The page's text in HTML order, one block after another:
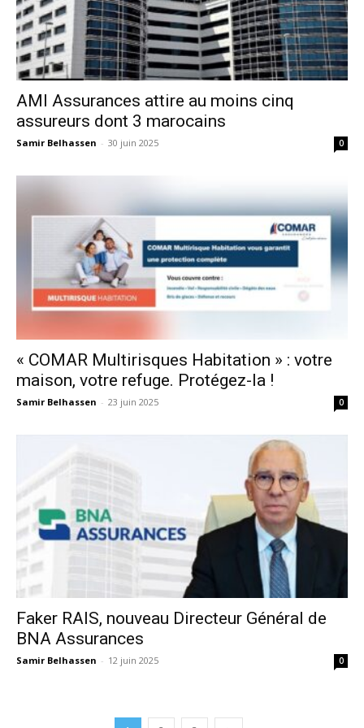
AMI Assurances attire au moins cinq
assureurs dont 3 marocains
Samir Belhassen - 30 juin 2025 0
« COMAR Multirisques Habitation » : votre
maison, votre refuge. Protégez-la !
Samir Belhassen - 23 juin 2025 0
Faker RAIS, nouveau Directeur Général de
BNA Assurances
Samir Belhassen - 12 juin 2025 0